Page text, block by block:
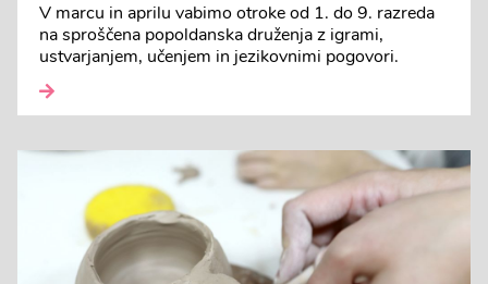
V marcu in aprilu vabimo otroke od 1. do 9. razreda
na sproščena popoldanska druženja z igrami,
ustvarjanjem, učenjem in jezikovnimi pogovori.